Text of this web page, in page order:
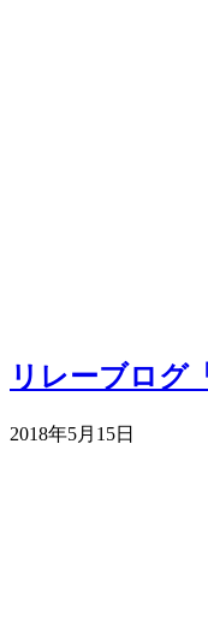
リレーブログ
2018年5月15日